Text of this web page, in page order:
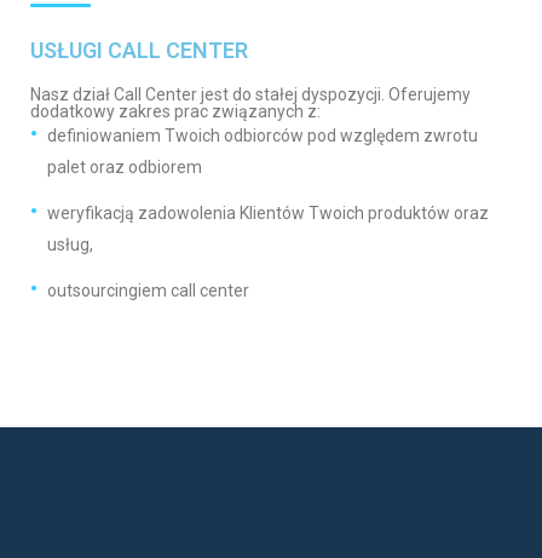
USŁUGI CALL CENTER
Nasz dział Call Center jest do stałej dyspozycji. Oferujemy
dodatkowy zakres prac związanych z:
definiowaniem Twoich odbiorców pod względem zwrotu
palet oraz odbiorem
weryfikacją zadowolenia Klientów Twoich produktów oraz
usług,
outsourcingiem call center